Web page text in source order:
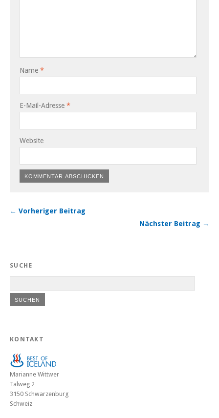
Name *
E-Mail-Adresse *
Website
← Vorheriger Beitrag
Nächster Beitrag →
SUCHE
KONTAKT
Marianne Wittwer
Talweg 2
3150 Schwarzenburg
Schweiz